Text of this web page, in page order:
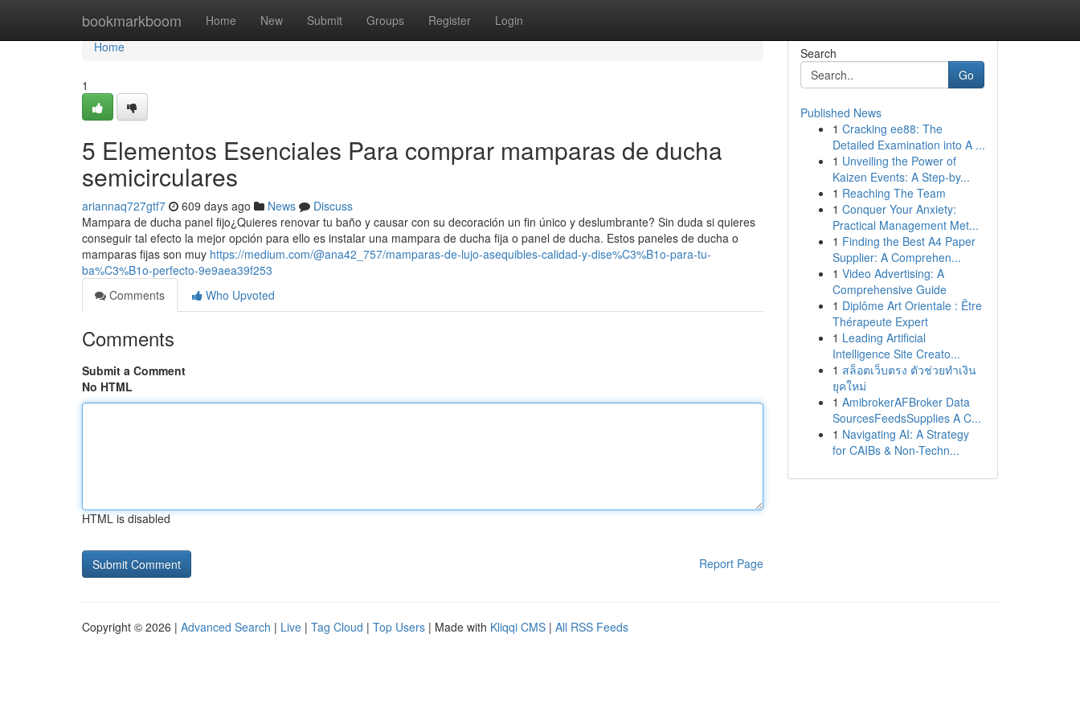
bookmarkboom Home New Submit Groups Register Login
Home
Home
1
5 Elementos Esenciales Para comprar mamparas de ducha
semicirculares
ariannaq727gtf7 609 days ago News
Discuss
Mampara de ducha panel fijo¿Quieres renovar tu baño y causar con su decoración un fin único y deslumbrante? Sin duda si quieres
conseguir tal efecto la mejor opción para ello es instalar una mampara de ducha fija o panel de ducha. Estos paneles de ducha o
mamparas fijas son muy https://medium.com/@ana42_757/mamparas-de-lujo-asequibles-calidad-y-dise%C3%B1o-para-tu-
ba%C3%B1o-perfecto-9e9aea39f253
Comments
Who Upvoted
Comments
Submit a Comment
No HTML
HTML is disabled
Report Page
Search
Go
Published News
1 Cracking ee88: The
Detailed Examination into A ...
1 Unveiling the Power of
Kaizen Events: A Step-by...
1 Reaching The Team
1 Conquer Your Anxiety:
Practical Management Met...
1 Finding the Best A4 Paper
Supplier: A Comprehen...
1 Video Advertising: A
Comprehensive Guide
1 Diplôme Art Orientale : Être
Thérapeute Expert
1 Leading Artificial
Intelligence Site Creato...
1 สล็อตเว็บตรง ตัวช่วยทำเงิน
ยุคใหม่
1 AmibrokerAFBroker Data
SourcesFeedsSupplies A C...
1 Navigating AI: A Strategy
for CAIBs & Non-Techn...
Copyright © 2026 | Advanced Search | Live | Tag Cloud | Top Users | Made with Kliqqi CMS | All RSS Feeds